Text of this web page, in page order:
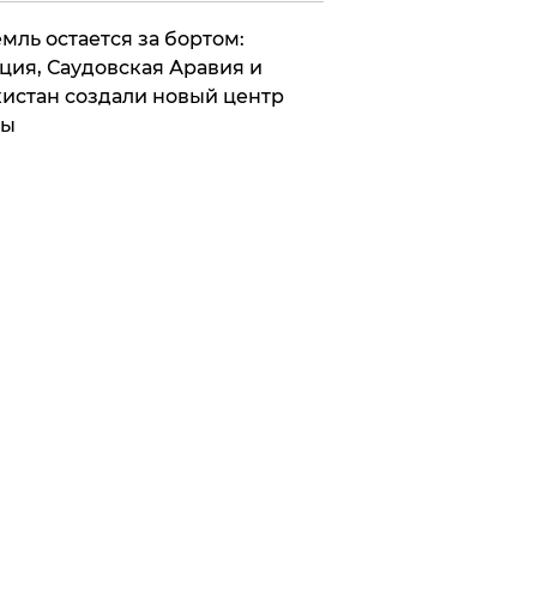
остается за бортом:
Саудовская Аравия и
создали новый центр